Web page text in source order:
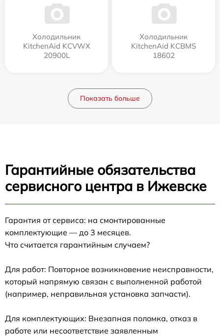
Холодильник
KitchenAid KCVWX
20900L
Холодильник
KitchenAid KCBMS
18602
Показать больше
Гарантийные обязательства
сервисного центра в Ижевске
Гарантия от сервиса: на смонтированные
комплектующие — до 3 месяцев.
Что считается гарантийным случаем?
Для работ: Повторное возникновение неисправности,
который напрямую связан с выполненной работой
(например, неправильная установка запчасти).
Для комплектующих: Внезапная поломка, отказ в
работе или несоответствие заявленным